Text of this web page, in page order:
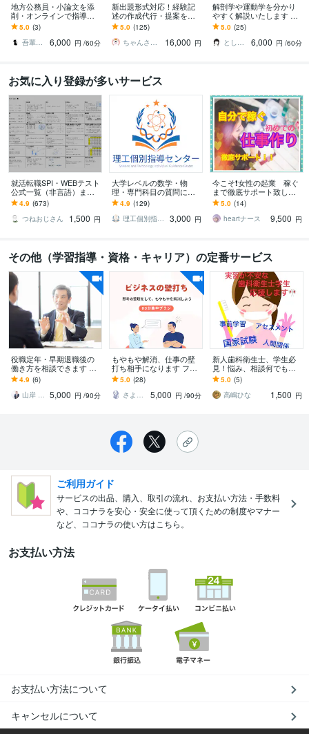
地方公務員・小論文を添
削・オンラインで指導し
ます 苦手意識を持つ方や
初心者にも、懇切・丁寧
に指導します。
5.0 (3)
吾輩は猫！
6,000 円 /60分
新出題形式対応！経験記
述の作成代行・提案をし
ます 土木施工管理技士の
経験記述が書けない方向
け※質問2つ分
5.0 (125)
ちゃんさと技師
16,000 円
解剖学や運動学を分かり
やすく解説いたします 運
動器認定理学療法士が図
解を用いて説明いたしま
す。
5.0 (25)
とし＠PT×Photographer
6,000 円 /60分
お気に入り登録が多いサービス
就活転職SPI・WEBテスト
公式一覧（非言語）ます
採用試験（新卒・キャリ
ア）の第一関門をサクッ
と突破したい人！
4.9 (673)
つねおじさん
1,500 円
大学レベルの数学・物
理・専門科目の質問に答
えます 試験問題・授業課
題・レポートなどに関す
る質問をぶつけて下さい
4.9 (129)
理工個別指導センター
3,000 円
今こそ❗️女性の起業 稼ぐ
まで徹底サポート致しま
す 「在宅わたしビジネ
ス」あなたの魅力を仕事
にかえて収入アップ♫
5.0 (14)
heartナース
9,500 円
その他（学習指導・資格・キャリア）の定番サービス
役職定年・早期退職後の
働き方を相談できます 転
職・再就職・複業の迷い
を整理します
4.9 (6)
山岸 博幸 5,000 円 /90分
もやもや解消、仕事の壁
打ち相手になります フリ
ーランス・会社経営経験
あり／思考の整理に活用
ください
5.0 (28)
さよ／仕事やビジネスの壁打ち
5,000 円 /90分
新人歯科衛生士、学生必
見！悩み、相談何でも聞
きます 現役歯科衛生士だ
からこそ信頼度抜群★レ
ポートも得意です♪
5.0 (5)
高嶋ひな
1,500 円
ご利用ガイド
サービスの出品、購入、取引の流れ、お支払い方法・手数料
や、ココナラを安心・安全に使って頂くための制度やマナー
など、ココナラの使い方はこちら。
お支払い方法
お支払い方法について
キャンセルについて